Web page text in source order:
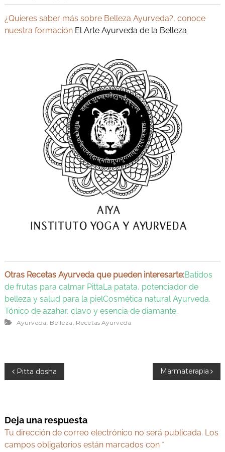
¿Quieres saber más sobre Belleza Ayurveda?, conoce
nuestra formaciónEl Arte Ayurveda de la Belleza
Otras Recetas Ayurveda que pueden interesarte:Batidos
de frutas para calmar PittaLa patata, potenciador de
belleza y salud para la pielCosmética natural Ayurveda.
Tónico de azahar, clavo y esencia de diamante.
Ayurveda, Belleza, Recetas Ayurveda
e
g
a
Pitta dosha Marmaterapia
Deja una respuesta
Tu dirección de correo electrónico no será publicada. Los
campos obligatorios están marcados con *